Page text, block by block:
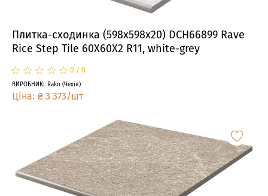
Плитка-сходинка (598x598x20) DCH66899 Rave
Rice Step Tile 60X60X2 R11, white-grey
☆
★☆
★☆
★☆
★☆
★ 0 / 0
ВИРОБНИК: Rako (Чехія)
Ціна: ₴ 3 373/шт